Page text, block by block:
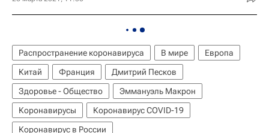
Распространение коронавируса В мире
Европа
Китай
Франция
Дмитрий Песков
Здоровье - Общество
Эммануэль Макрон
Коронавирусы
Коронавирус COVID-19
Коронавирус в России